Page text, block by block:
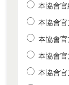
本協會官
本協會官
本協會官
本協會官
本協會